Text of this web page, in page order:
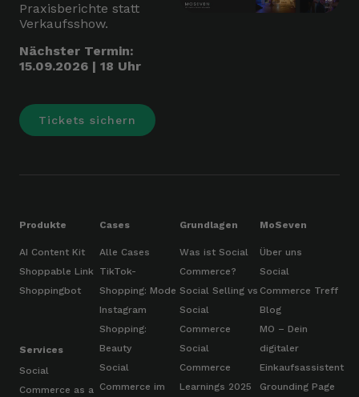
Praxisberichte statt
Verkaufsshow.
Nächster Termin:
15.09.2026 | 18 Uhr
Tickets sichern
Produkte
AI Content Kit
Shoppable Link
Shoppingbot
Services
Social
Commerce as a
Cases
Alle Cases
TikTok-
Shopping: Mode
Instagram
Shopping:
Beauty
Social
Commerce im
Grundlagen
Was ist Social
Commerce?
Social Selling vs
Social
Commerce
Social
Commerce
Learnings 2025
MoSeven
Über uns
Social
Commerce Treff
Blog
MO – Dein
digitaler
Einkaufsassistent
Grounding Page